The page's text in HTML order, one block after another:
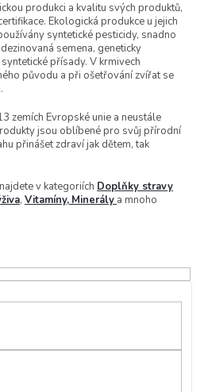
produkci a kvalitu svých produktů,
Ekologická produkce u jejich
syntetické pesticidy, snadno
semena, geneticky
přísady. V krmivech
původu a při ošetřování zvířat se
zemích Evropské unie a neustále
jsou oblíbené pro svůj přírodní
přinášet zdraví jak dětem, tak
v kategoriích Doplňky stravy
, Vitamíny, Minerály a mnoho